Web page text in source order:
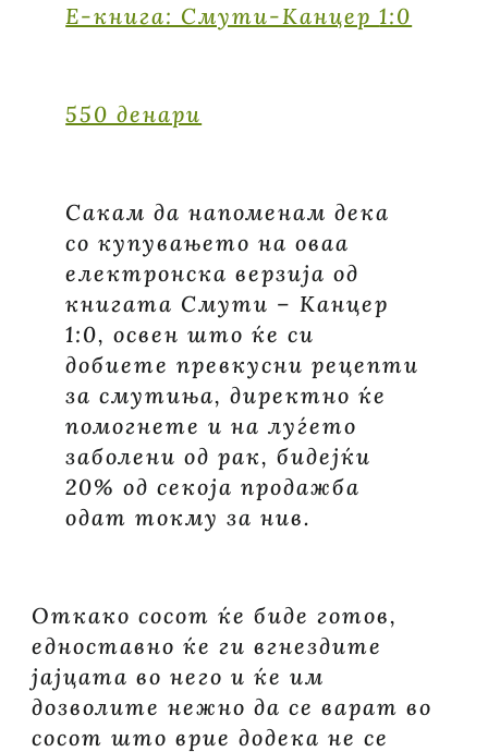
E-книга: Смути-Канцер1:0
550 денари
Сакам да напоменам дека
со купувањето на оваа
електронска верзија од
книгата Смути – Канцер
1:0, освен што ќе си
добиете превкусни рецепти
за смутиња, директно ќе
помогнете и на луѓето
заболени од рак, бидејќи
20% од секоја продажба
одат токму за нив.
Откако сосот ќе биде готов,
едноставно ќе ги вгнездите
јајцата во него и ќе им
дозволите нежно да се варат во
сосот што врие додека не се